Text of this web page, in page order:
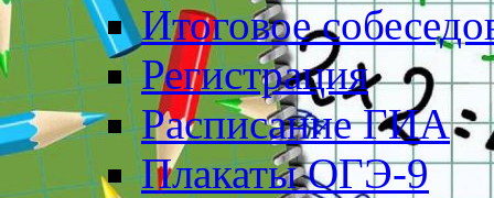
Итоговое
Регистрация
Расписание ГИА
Плакаты ОГЭ-9